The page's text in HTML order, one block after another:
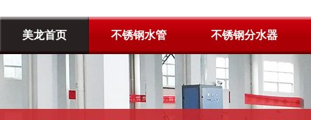
美龙首页 不锈钢水管 不锈钢分水器